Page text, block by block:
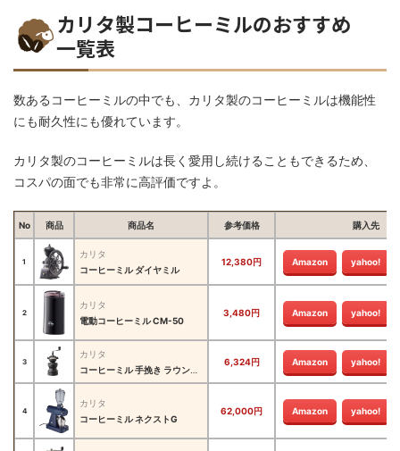
カリタ製コーヒーミルのおすすめ
一覧表
数あるコーヒーミルの中でも、カリタ製のコーヒーミルは機能性
にも耐久性にも優れています。
カリタ製のコーヒーミルは長く愛用し続けることもできるため、
コスパの面でも非常に高評価ですよ。
No 商品 商品名 参考価格 購入先
1
カリタ
コーヒーミル ダイヤミル
12,380円 Amazon yahoo!
2
カリタ
電動コーヒーミル CM-50
3,480円 Amazon yahoo!
3
カリタ
コーヒーミル 手挽き ラウンドスリムミル
6,324円 Amazon yahoo!
4
カリタ
コーヒーミル ネクストG
62,000円 Amazon yahoo!